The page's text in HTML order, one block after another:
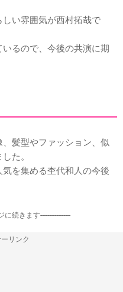
い雰囲気が西村拓哉で
るので、今後の共演に期
髪型やファッション、似
た。
を集める杢代和人の今後
に続きます-----------------
リンク